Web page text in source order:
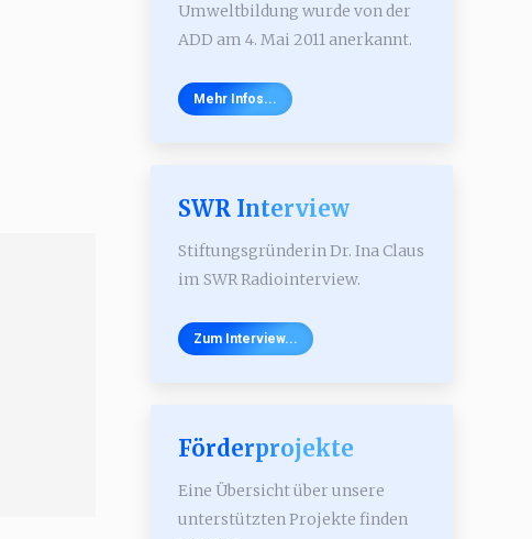
Umweltbildung wurde von der
ADD am 4. Mai 2011 anerkannt.
Mehr Infos...
SWR Interview
Stiftungsgründerin Dr. Ina Claus
im SWR Radiointerview.
Zum Interview...
Förderprojekte
Eine Übersicht über unsere
unterstützten Projekte finden